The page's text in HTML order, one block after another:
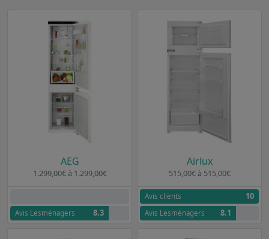
AEG
1.299,00€ à 1.299,00€
Avis Lesménagers
8.3
Airlux
515,00€ à 515,00€
Avis clients 10
Avis Lesménagers 8.1